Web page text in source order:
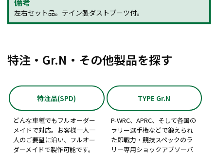
備考
左右セット品。テイン製ダストブーツ付。
特注・Gr.N・その他製品を探す
特注品(SPD)
どんな車種でもフルオーダー
メイドで対応。お客様一人一
人のご要望に沿い、フルオー
ダーメイドで製作可能です。
TYPE Gr.N
P-WRC、APRC、そして各国の
ラリー選手権などで鍛えられ
た即戦力・競技スペックのラ
リー専用ショックアブソーバ